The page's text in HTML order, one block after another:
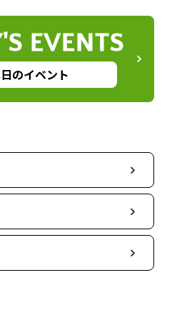
EVENTS
のイベント